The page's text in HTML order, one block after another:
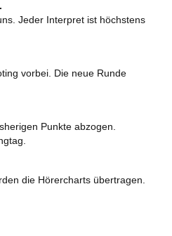
Jeder Interpret ist höchstens
vorbei. Die neue Runde
Punkte abzogen.
die Hörercharts übertragen.